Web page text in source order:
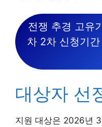
전쟁 추경 고유
차 2차 신청기
대상자 선
지원 대상은 2026년